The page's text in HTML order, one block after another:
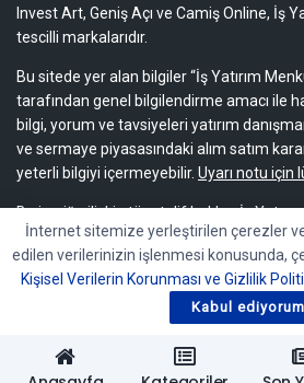
Invest Art, Geniş Açı ve Camiş Online, İş
tescilli markalarıdır.
Bu sitede yer alan bilgiler “İş Yatırım
tarafından genel bilgilendirme amacı ile
bilgi, yorum ve tavsiyeleri yatırım
ve sermaye piyasasındaki alım satım
yeterli bilgiyi içermeyebilir. Uyarı notu için
Bu içeriğe ilişkin tüm telif hakları İş
aittir. Bu içerik, açık iznimiz olmaksızın
herhangi bir amaçla, kısmen veya
dağıtılamaz, yayımlanamaz veya
İnternet sitemize yerleştirilen çerezler
edilen verilerinizin işlenmesi konusunda,
Kişisel Verilerin Korunması ve Gizlilik
Kabul